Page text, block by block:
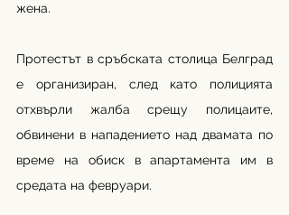
жена.
Протестът в сръбската столица Белград
е организиран, след като полицията
отхвърли жалба срещу полицаите,
обвинени в нападението над двамата по
време на обиск в апартамента им в
средата на февруари.